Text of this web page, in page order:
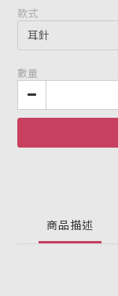
款式
數量
商品描述